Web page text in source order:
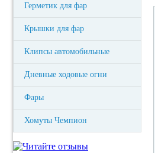
Герметик для фар
Крышки для фар
Клипсы автомобильные
Дневные ходовые огни
Фары
Хомуты Чемпион